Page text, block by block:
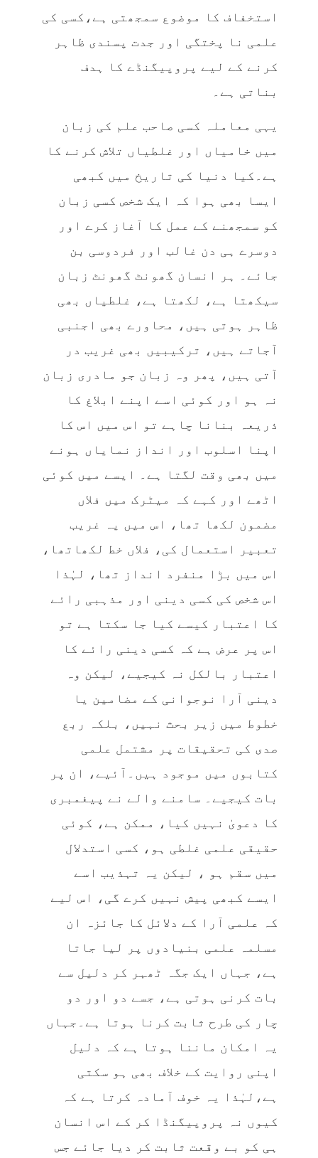
استخفاف کا موضوع سمجھتی ہے،کسی کی
علمی نا پختگی اور جدت پسندی ظاہر
کرنے کے لیے پروپیگنڈے کا ہدف
بناتی ہے۔
یہی معاملہ کسی صاحب علم کی زبان
میں خامیاں اور غلطیاں تلاش کرنے کا
ہے۔کیا دنیا کی تاریخ میں کبھی
ایسا بھی ہوا کہ ایک شخص کسی زبان
کو سمجھنے کے عمل کا آغاز کرے اور
دوسرے ہی دن غالب اور فردوسی بن
جائے۔ ہر انسان گھونٹ گھونٹ زبان
سیکھتا ہے، لکھتا ہے، غلطیاں بھی
ظاہر ہوتی ہیں، محاورے بھی اجنبی
آجاتے ہیں، ترکیبیں بھی غریب در
آتی ہیں، پھر وہ زبان جو مادری زبان
نہ ہو اور کوئی اسے اپنے ابلاغ کا
ذریعہ بنانا چاہے تو اس میں اس کا
اپنا اسلوب اور انداز نمایاں ہونے
میں بھی وقت لگتا ہے۔ ایسے میں کوئی
اٹھے اور کہے کہ میٹرک میں فلاں
مضمون لکھا تھا، اس میں یہ غریب
تعبیر استعمال کی، فلاں خط لکھاتھا،
اس میں بڑا منفرد انداز تھا، لہٰذا
اس شخص کی کسی دینی اور مذہبی رائے
کا اعتبار کیسے کیا جا سکتا ہے تو
اس پر عرض ہے کہ کسی دینی رائے کا
اعتبار بالکل نہ کیجیے، لیکن وہ
دینی آرا نوجوانی کے مضامین یا
خطوط میں زیر بحث نہیں، بلکہ ربع
صدی کی تحقیقات پر مشتمل علمی
کتابوں میں موجود ہیں۔آئیے، ان پر
بات کیجیے۔ سامنے والے نے پیغمبری
کا دعویٰ نہیں کیا، ممکن ہے، کوئی
حقیقی علمی غلطی ہو، کسی استدلال
میں سقم ہو ، لیکن یہ تہذیب اسے
ایسے کبھی پیش نہیں کرے گی، اس لیے
کہ علمی آرا کے دلائل کا جائزہ ان
مسلمہ علمی بنیادوں پر لیا جاتا
ہے، جہاں ایک جگہ ٹھہر کر دلیل سے
بات کرنی ہوتی ہے، جسے دو اور دو
چار کی طرح ثابت کرنا ہوتا ہے۔جہاں
یہ امکان ماننا ہوتا ہے کہ دلیل
اپنی روایت کے خلاف بھی ہو سکتی
ہے،لہٰذا یہ خوف آمادہ کرتا ہے کہ
کیوں نہ پروپیگنڈا کر کے اس انسان
ہی کو بے وقعت ثابت کر دیا جائے جس